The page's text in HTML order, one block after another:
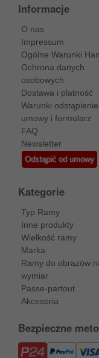
Informacje
O nas
Impressum
Ogólne Warunki
Ochrona danych
osobowych
Dostawa i platność
Warunki
umowy i formularz
FAQ
Newsletter
Odstąpić od umowy
Kategorie
Typ Ramy
Inne produkty
Wielkość ramy
Marka
Ramy do obrazów
wymiar
Passe-partout
Akcesoria
Bezpieczne